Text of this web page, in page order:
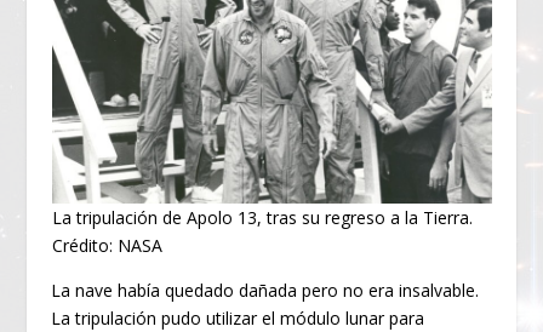
La tripulación de Apolo 13, tras su regreso a la Tierra.
Crédito: NASA
La nave había quedado dañada pero no era insalvable.
La tripulación pudo utilizar el módulo lunar para